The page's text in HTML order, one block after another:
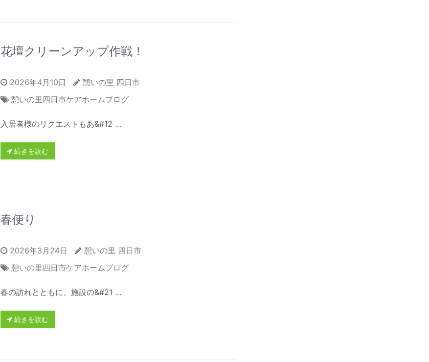
花壇クリーンアップ作戦！
2026年4月10日
憩いの里 四日市
憩いの里四日市ケアホームブログ
入居者様のリクエストもあ&#12 …
続きを読む
春便り
2026年3月24日
憩いの里 四日市
憩いの里四日市ケアホームブログ
春の訪れとともに、施設の&#21 …
続きを読む